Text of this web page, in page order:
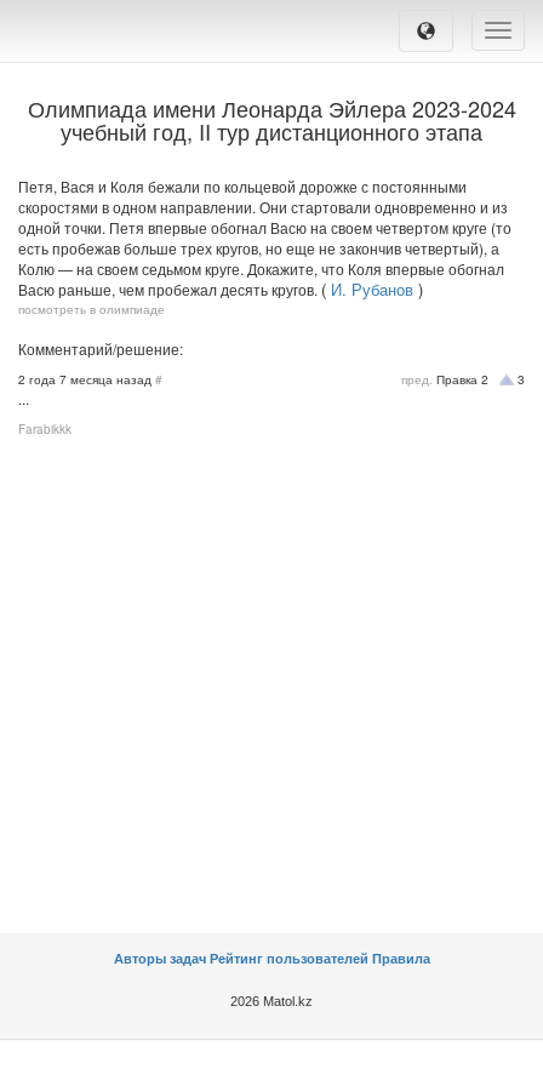
Toggle
Олимпиада имени Леонарда Эйлера 2023-2024
учебный год, II тур дистанционного этапа
Петя, Вася и Коля бежали по кольцевой дорожке с постоянными
скоростями в одном направлении. Они стартовали одновременно и из
одной точки. Петя впервые обогнал Васю на своем четвертом круге (то
есть пробежав больше трех кругов, но еще не закончив четвертый), а
Колю — на своем седьмом круге. Докажите, что Коля впервые обогнал
Васю раньше, чем пробежал десять кругов. ( И. Рубанов )
посмотреть в олимпиаде
Комментарий/решение:
пред. Правка 2 3
2 года 7 месяца назад #
...
Farabikkk
Авторы задач Рейтинг пользователей Правила
2026 Matol.kz